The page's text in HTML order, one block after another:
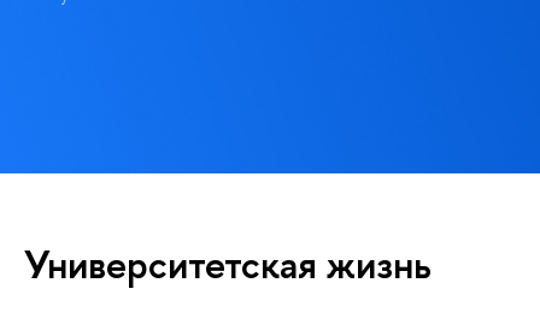
Университетская жизнь